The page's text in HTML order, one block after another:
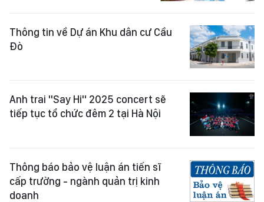
Thông tin về Dự án Khu dân cư Cầu
Đò
Anh trai "Say Hi" 2025 concert sẽ
tiếp tục tổ chức đêm 2 tại Hà Nội
Thông báo bảo vệ luận án tiến sĩ
cấp trường - ngành quản trị kinh
doanh